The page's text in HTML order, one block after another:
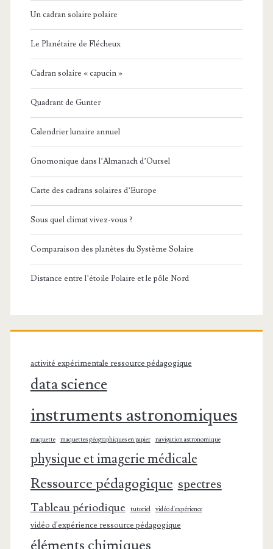
Un cadran solaire polaire
Le Planétaire de Flécheux
Cadran solaire « capucin »
Quadrant de Gunter
Calendrier lunaire annuel
Gnomonique dans l’Almanach d’Oursel
Carte des cadrans solaires d’Europe
Sous quel climat vivez-vous ?
Comparaison des planètes du Système Solaire
Distance entre l’étoile Polaire et le pôle Nord
activité expérimentale ressource pédagogique
data science
instruments astronomiques
maquette maquettes géographiques en papier navigation astronomique
physique et imagerie médicale
Ressource pédagogique spectres
Tableau périodique tutoriel vidéo d'expérience
vidéo d'expérience ressource pédagogique